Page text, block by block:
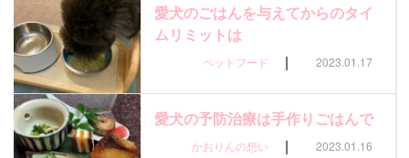
愛犬のごはんを与えてからのタイ
ムリミットは
ペットフード | 2023.01.17
愛犬の予防治療は手作りごはんで
かおりんの想い | 2023.01.16